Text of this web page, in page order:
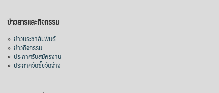
ข่าวสารและกิจกรรม
» ข่าวประชาสัมพันธ์
» ข่าวกิจกรรม
» ประกาศรับสมัครงาน
» ประกาศจัดซื้อจัดจ้าง